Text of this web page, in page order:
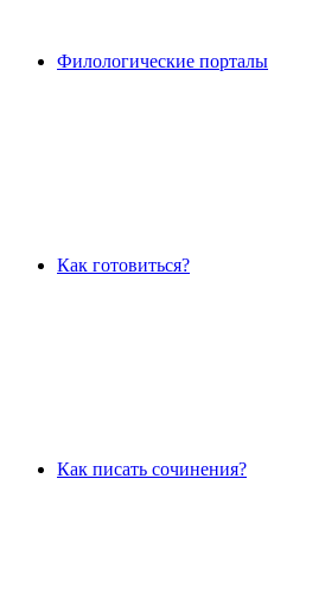
Филологические порталы
Как готовиться?
Как писать сочинения?